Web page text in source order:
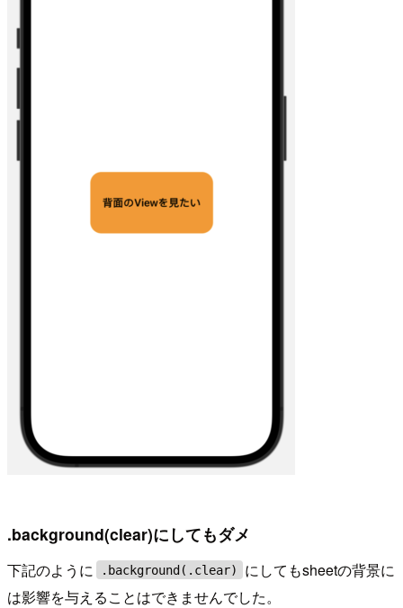
.background(clear)にしてもダメ
下記のように .background(.clear)
にしてもsheetの背景に
は影響を与えることはできませんでした。